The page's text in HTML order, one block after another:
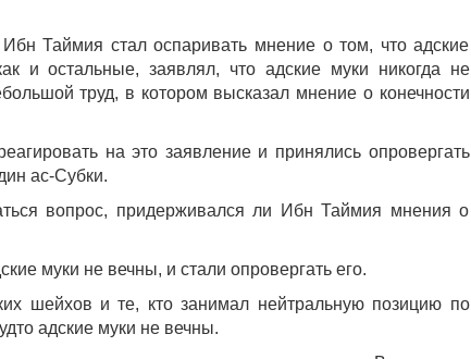
Таймия стал оспаривать мнение о том, что адские
и остальные, заявлял, что адские муки никогда не
труд, в котором высказал мнение о конечности
на это заявление и принялись опровергать
ас-Субки.
вопрос, придерживался ли Ибн Таймия мнения о
муки не вечны, и стали опровергать его.
шейхов и те, кто занимал нейтральную позицию по
адские муки не вечны.